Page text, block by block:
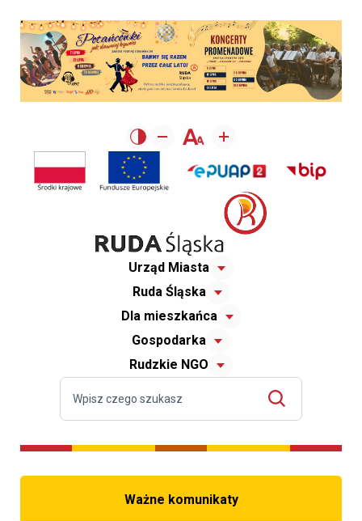
Urząd Miasta
Ruda Śląska
Dla mieszkańca
Gospodarka
Rudzkie NGO
Ważne komunikaty